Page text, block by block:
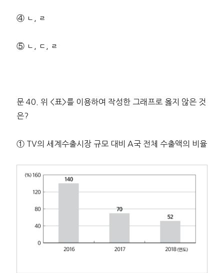
④ ㄴ, ㄹ
⑤ ㄴ, ㄷ, ㄹ
문 40. 위 <표>를 이용하여 작성한 그래프로 옳지 않은 것
은?
① TV의 세계수출시장 규모 대비 A국 전체 수출액의 비율